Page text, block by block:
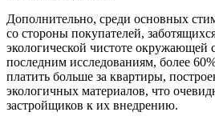
Дополнительно, среди основных
со стороны покупателей,
экологической чистоте окружающей
последним исследованиям, более
платить больше за квартиры,
экологичных материалов, что
застройщиков к их внедрению.